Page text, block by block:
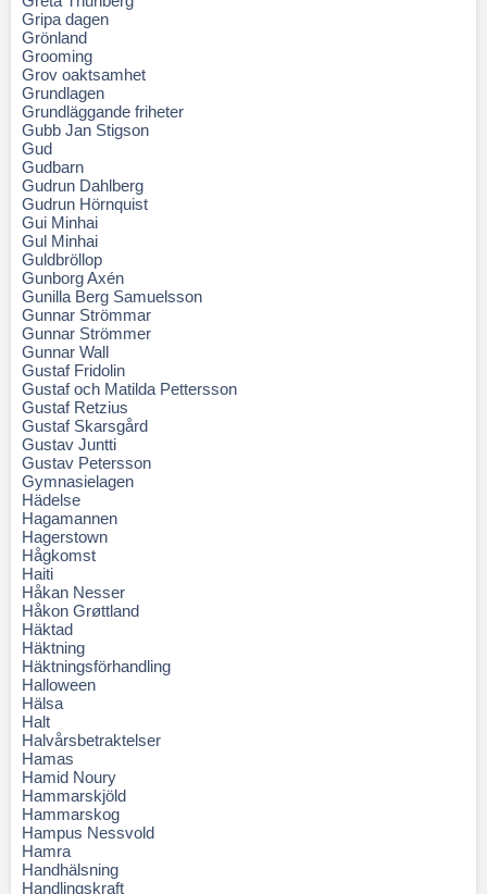
Gripa dagen
Grönland
Grooming
Grov oaktsamhet
Grundlagen
Grundläggande friheter
Gubb Jan Stigson
Gud
Gudbarn
Gudrun Dahlberg
Gudrun Hörnquist
Gui Minhai
Gul Minhai
Guldbröllop
Gunborg Axén
Gunilla Berg Samuelsson
Gunnar Strömmar
Gunnar Strömmer
Gunnar Wall
Gustaf Fridolin
Gustaf och Matilda Pettersson
Gustaf Retzius
Gustaf Skarsgård
Gustav Juntti
Gustav Petersson
Gymnasielagen
Hädelse
Hagamannen
Hagerstown
Hågkomst
Haiti
Håkan Nesser
Håkon Grøttland
Häktad
Häktning
Häktningsförhandling
Halloween
Hälsa
Halt
Halvårsbetraktelser
Hamas
Hamid Noury
Hammarskjöld
Hammarskog
Hampus Nessvold
Hamra
Handhälsning
Handlingskraft